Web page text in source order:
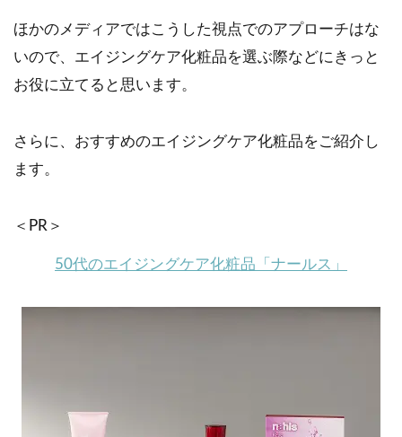
ほかのメディアではこうした視点でのアプローチはな
いので、エイジングケア化粧品を選ぶ際などにきっと
お役に立てると思います。
さらに、おすすめのエイジングケア化粧品をご紹介し
ます。
＜PR＞
50代のエイジングケア化粧品「ナールス」